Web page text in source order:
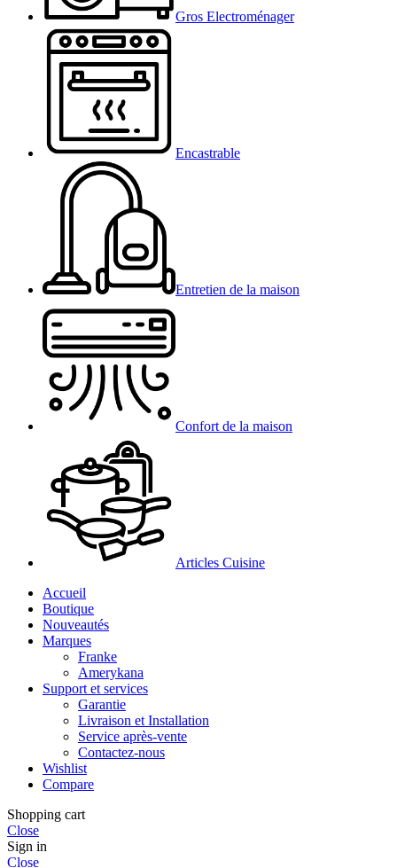
Gros Electroménager
Encastrable
Entretien de la maison
Confort de la maison
Articles Cuisine
Accueil
Boutique
Nouveautés
Marques
Franke
Amerykana
Support et services
Garantie
Livraison et Installation
Service après-vente
Contactez-nous
Wishlist
Compare
Shopping cart
Close
Sign in
Close